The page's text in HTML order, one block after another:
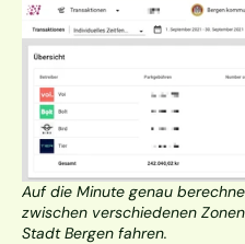
Auf die Minute genau
zwischen verschiedenen
Stadt Bergen fahren.